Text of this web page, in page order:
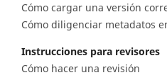
Cómo cargar una versión
Cómo diligenciar metadatos
Instrucciones para revisores
Cómo hacer una revisión